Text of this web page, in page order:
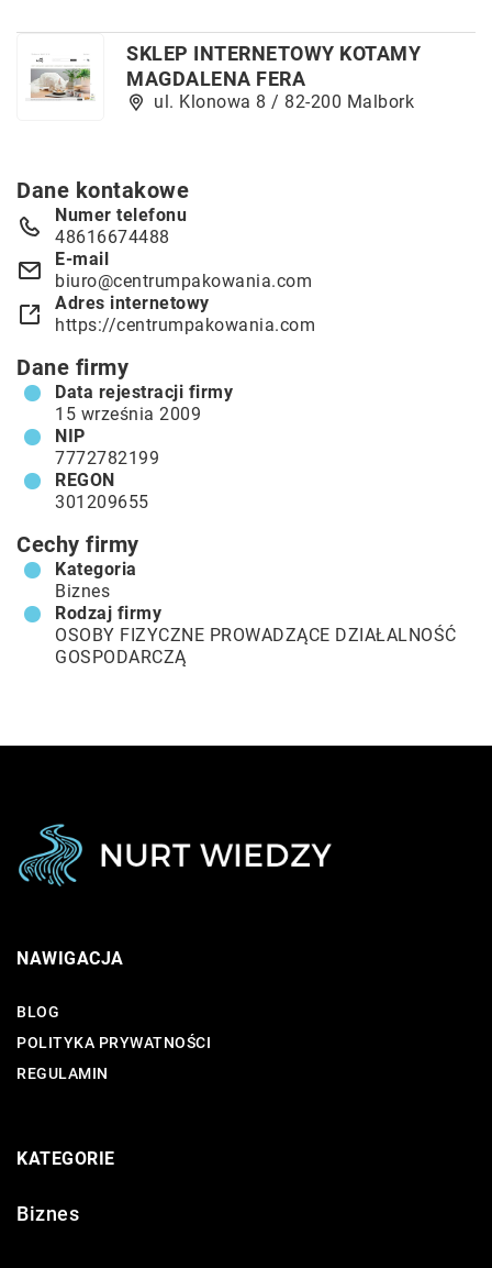
SKLEP INTERNETOWY KOTAMY
MAGDALENA FERA
ul. Klonowa 8 / 82-200 Malbork
Dane kontakowe
Numer telefonu
48616674488
E-mail
biuro@centrumpakowania.com
Adres internetowy
https://centrumpakowania.com
Dane firmy
Data rejestracji firmy
15 września 2009
NIP
7772782199
REGON
301209655
Cechy firmy
Kategoria
Biznes
Rodzaj firmy
OSOBY FIZYCZNE PROWADZĄCE DZIAŁALNOŚĆ
GOSPODARCZĄ
NAWIGACJA
BLOG
POLITYKA PRYWATNOŚCI
REGULAMIN
KATEGORIE
Biznes